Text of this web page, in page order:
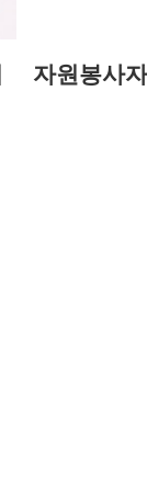
자원봉사